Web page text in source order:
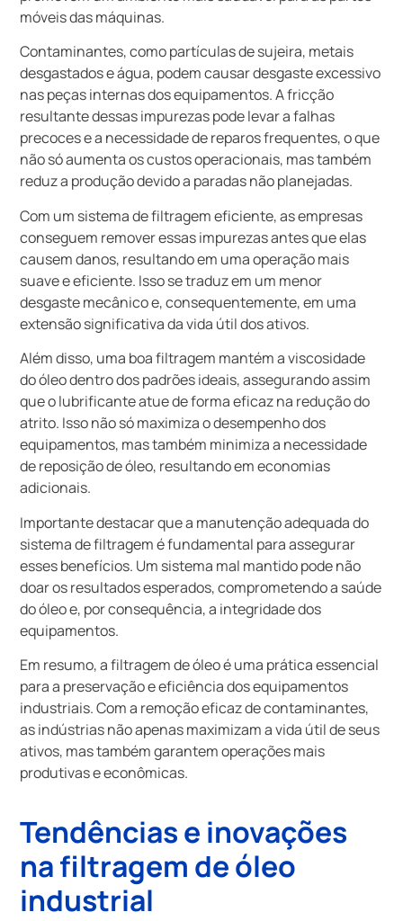
móveis das máquinas.
Contaminantes, como partículas de sujeira, metais
desgastados e água, podem causar desgaste excessivo
nas peças internas dos equipamentos. A fricção
resultante dessas impurezas pode levar a falhas
precoces e a necessidade de reparos frequentes, o que
não só aumenta os custos operacionais, mas também
reduz a produção devido a paradas não planejadas.
Com um sistema de filtragem eficiente, as empresas
conseguem remover essas impurezas antes que elas
causem danos, resultando em uma operação mais
suave e eficiente. Isso se traduz em um menor
desgaste mecânico e, consequentemente, em uma
extensão significativa da vida útil dos ativos.
Além disso, uma boa filtragem mantém a viscosidade
do óleo dentro dos padrões ideais, assegurando assim
que o lubrificante atue de forma eficaz na redução do
atrito. Isso não só maximiza o desempenho dos
equipamentos, mas também minimiza a necessidade
de reposição de óleo, resultando em economias
adicionais.
Importante destacar que a manutenção adequada do
sistema de filtragem é fundamental para assegurar
esses benefícios. Um sistema mal mantido pode não
doar os resultados esperados, comprometendo a saúde
do óleo e, por consequência, a integridade dos
equipamentos.
Em resumo, a filtragem de óleo é uma prática essencial
para a preservação e eficiência dos equipamentos
industriais. Com a remoção eficaz de contaminantes,
as indústrias não apenas maximizam a vida útil de seus
ativos, mas também garantem operações mais
produtivas e econômicas.
Tendências e inovações
na filtragem de óleo
industrial